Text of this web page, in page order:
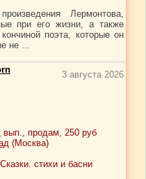
Лермонтова,
при его жизни, а также
поэта, которые он
не ...
3 августа 2026
вып., продам, 250 руб
(Москва)
стихи и басни